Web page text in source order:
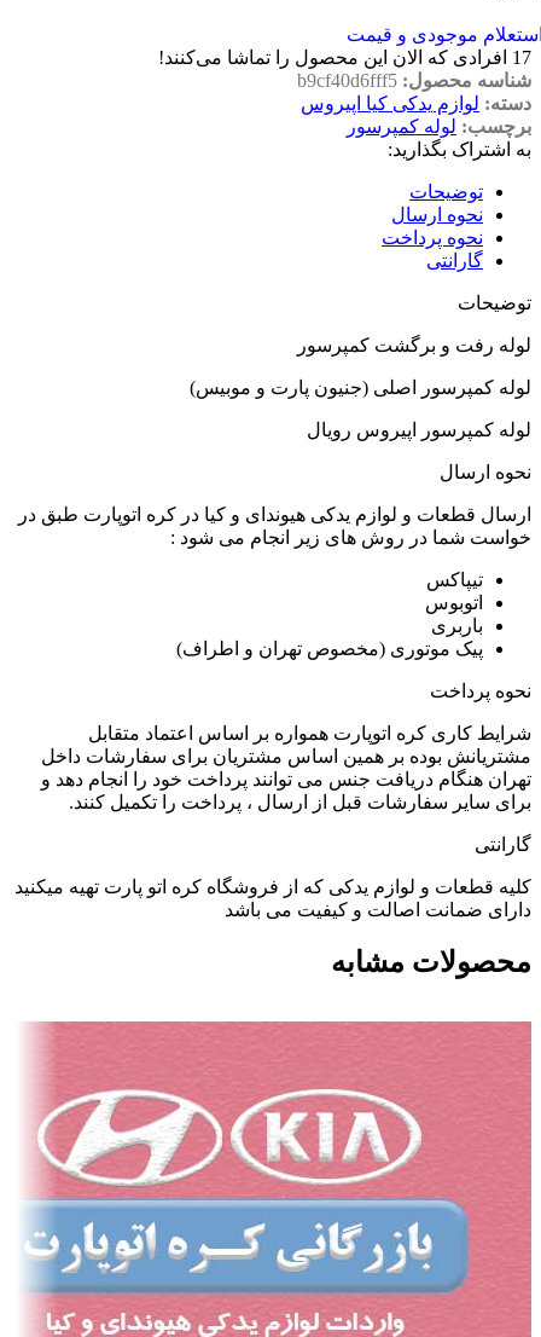
موجودی و قیمت
17 افرادی که الان این محصول را تماشا می‌کنند!
شناسه محصول: b9cf40d6fff5
دسته: لوازم یدکی کیا اپیروس
برچسب: لوله کمپرسور
به اشتراک بگذارید:
توضیحات
نحوه ارسال
نحوه پرداخت
گارانتی
توضیحات
لوله رفت و برگشت کمپرسور
لوله کمپرسور اصلی (جنیون پارت و موبیس)
لوله کمپرسور اپیروس رویال
نحوه ارسال
ارسال قطعات و لوازم یدکی هیوندای و کیا در کره اتوپارت طبق در
خواست شما در روش های زیر انجام می شود :
تیپاکس
اتوبوس
باربری
پیک موتوری (مخصوص تهران و اطراف)
نحوه پرداخت
شرایط کاری کره اتوپارت همواره بر اساس اعتماد متقابل
مشتریانش بوده بر همین اساس مشتریان برای سفارشات داخل
تهران هنگام دریافت جنس می توانند پرداخت خود را انجام دهد و
برای سایر سفارشات قبل از ارسال ، پرداخت را تکمیل کنند.
گارانتی
کلیه قطعات و لوازم یدکی که از فروشگاه کره اتو پارت تهیه میکنید
دارای ضمانت اصالت و کیفیت می باشد
محصولات مشابه